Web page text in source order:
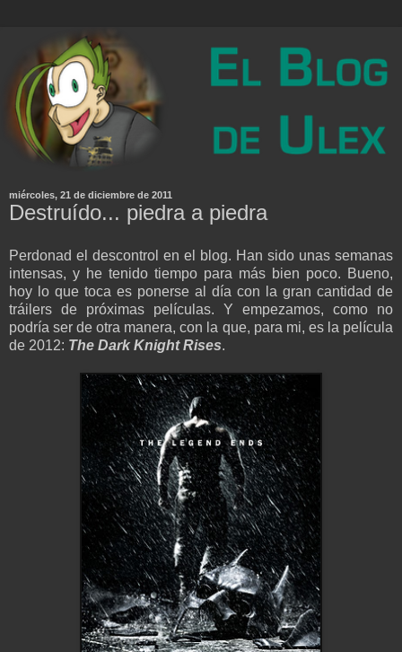
miércoles, 21 de diciembre de 2011
Destruído... piedra a piedra
Perdonad el descontrol en el blog. Han sido unas semanas
intensas, y he tenido tiempo para más bien poco. Bueno,
hoy lo que toca es ponerse al día con la gran cantidad de
tráilers de próximas películas. Y empezamos, como no
podría ser de otra manera, con la que, para mi, es la película
de 2012: The Dark Knight Rises.